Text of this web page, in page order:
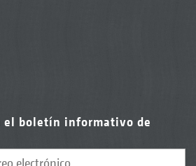
el boletín informativo de